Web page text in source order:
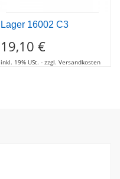
Lager 16002 C3
19,10 €
inkl. 19% USt. - zzgl. Versandkosten